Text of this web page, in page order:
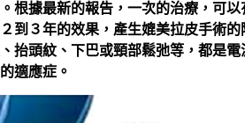
根據最新的報告，一次的治療，可以
到３年的效果，產生媲美拉皮手術的
抬頭紋、下巴或頸部鬆弛等，都是電
適應症。